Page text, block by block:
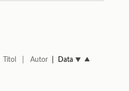
Títol | Autor| Data